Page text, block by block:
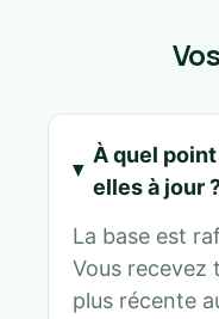
À quel
elles à jour
La base est
Vous recevez
plus récente